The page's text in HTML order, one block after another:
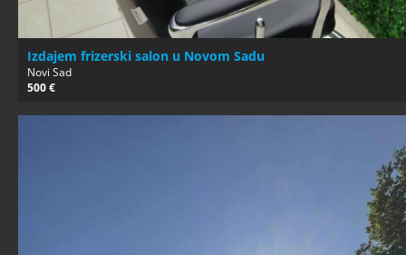
Izdajem frizerski salon u Novom Sadu
Novi Sad
500 €